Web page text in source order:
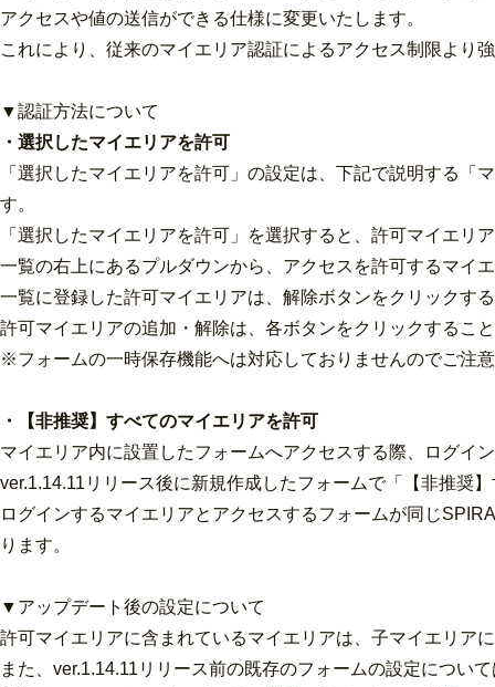
アクセスや値の送信ができる仕様に変更いたします。
これにより、従来のマイエリア認証によるアクセス制限より
▼認証方法について
・選択したマイエリアを許可
「選択したマイエリアを許可」の設定は、下記で説明する
す。
「選択したマイエリアを許可」を選択すると、許可マイエリ
一覧の右上にあるプルダウンから、アクセスを許可するマイ
一覧に登録した許可マイエリアは、解除ボタンをクリックす
許可マイエリアの追加・解除は、各ボタンをクリックするこ
※フォームの一時保存機能へは対応しておりませんのでご注
・【非推奨】すべてのマイエリアを許可
マイエリア内に設置したフォームへアクセスする際、ログイ
ver.1.14.11リリース後に新規作成したフォームで「【非推奨
ログインするマイエリアとアクセスするフォームが同じ
ります。
▼アップデート後の設定について
許可マイエリアに含まれているマイエリアは、子マイエリア
また、ver.1.14.11リリース前の既存のフォームの設定につい